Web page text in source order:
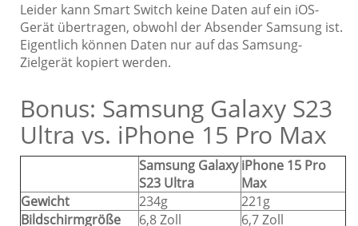
Leider kann Smart Switch keine Daten auf ein iOS-
Gerät übertragen, obwohl der Absender Samsung ist.
Eigentlich können Daten nur auf das Samsung-
Zielgerät kopiert werden.
Bonus: Samsung Galaxy S23
Ultra vs. iPhone 15 Pro Max
Samsung Galaxy
S23 Ultra
iPhone 15 Pro
Max
Gewicht
234g
221g
Bildschirmgröße
6,8 Zoll
6,7 Zoll